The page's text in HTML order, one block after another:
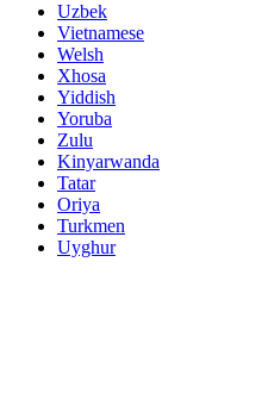
Uzbek
Vietnamese
Welsh
Xhosa
Yiddish
Yoruba
Zulu
Kinyarwanda
Tatar
Oriya
Turkmen
Uyghur